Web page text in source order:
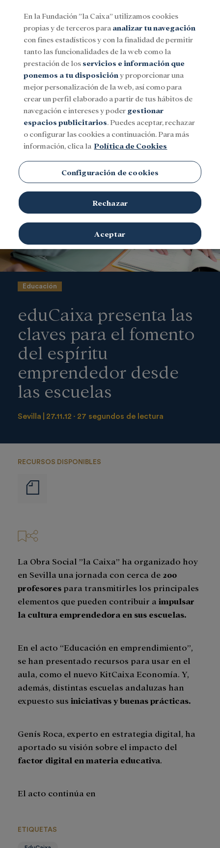
Menu
SocialInvestigación y becasCultura
Educación
eduCaixa presenta las
claves para el fomento
del espíritu
emprendedor desde
las escuelas
Sevilla 27.11.12 27 segundos de lectura
RECURSOS DISPONIBLES
de
La Obra Social ”la Caixa” ha organizado hoy
en Sevilla una jornada con cerca de 200
profesores para transmitirles los principales
elementos que pueden contribuir a impulsar
la cultura emprendedora en sus escuelas.
En el acto “Educación en emprendimiento”,
se han presentado recursos para usar en el
aula, como el nuevo KitCaixa Economía. Y,
además, distintas escuelas andaluzas han
expuesto sus iniciativas y buenas prácticas.
Genís Roca, experto en estrategia digital, ha
aportado su visión sobre el impacto del
factor digital en materia educativa.
El acto continúa en
ETIQUETAS
En la Fundación ”la Caixa” utilizamos cookies
propias y de terceros para analizar tu navegación
con fines estadísticos y con la finalidad de permitir
tanto las funcionalidades de la web como la
prestación de los servicios e información que
ponemos a tu disposición y proporcionar una
mejor personalización de la web, así como para
crear un perfil elaborado a partir de tus hábitos de
navegación e intereses y poder gestionar
espacios publicitarios. Puedes aceptar, rechazar
o configurar las cookies a continuación. Para más
información, clica la Política de Cookies
Configuración de cookies
Rechazar
Aceptar